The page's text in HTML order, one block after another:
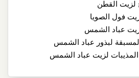
لزيت القطن
فول الصويا
عباد الشمس
لبذور عباد الشمس
لزيت عباد الشمس